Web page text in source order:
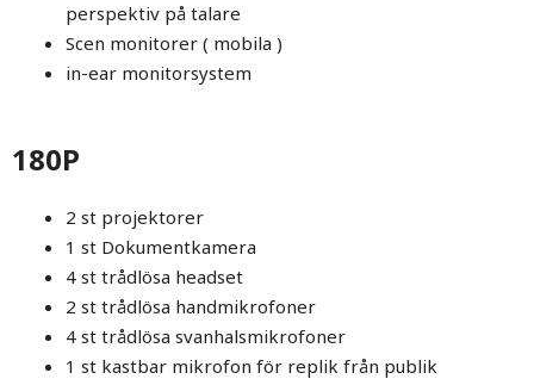
perspektiv på talare
Scen monitorer ( mobila )
in-ear monitorsystem
180P
2 st projektorer
1 st Dokumentkamera
4 st trådlösa headset
2 st trådlösa handmikrofoner
4 st trådlösa svanhalsmikrofoner
1 st kastbar mikrofon för replik från publik